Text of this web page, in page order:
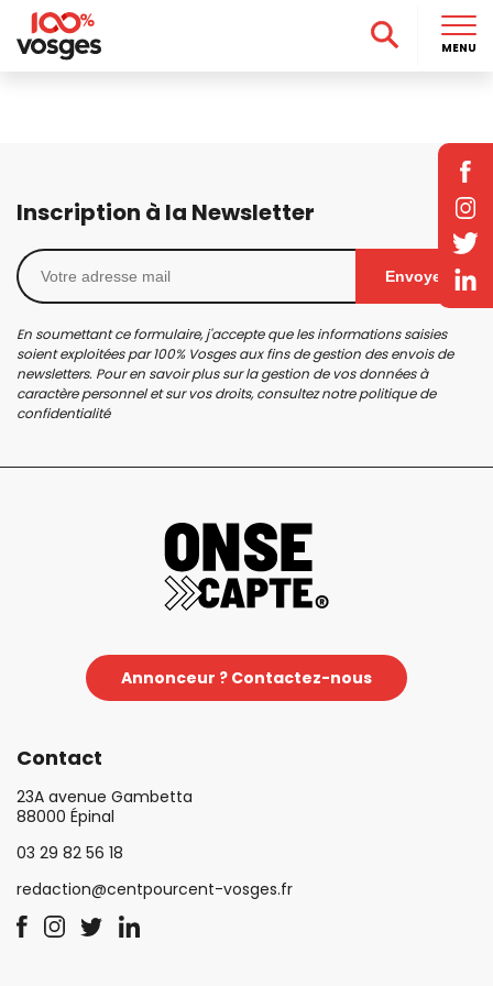
Inscription à la Newsletter
Envoyer
En soumettant ce formulaire, j'accepte que les informations saisies
soient exploitées par 100% Vosges aux fins de gestion des envois de
newsletters. Pour en savoir plus sur la gestion de vos données à
caractère personnel et sur vos droits, consultez notrepolitique de
confidentialité
Annonceur ? Contactez-nous
Contact
23A avenue Gambetta
88000 Épinal
03 29 82 56 18
redaction@centpourcent-vosges.fr
MENU